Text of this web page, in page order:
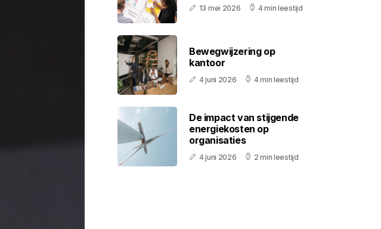
13 mei 2026 4 min leestijd
Bewegwijzering op
kantoor
4 juni 2026 4 min leestijd
De impact van stijgende
energiekosten op
organisaties
4 juni 2026 2 min leestijd